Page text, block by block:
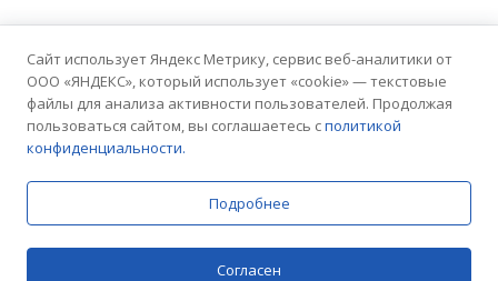
Политика конфиденциальности
Условия использования
Сайт университета
© 2025 Embit. Все права защищены.
Сайт использует Яндекс Метрику, сервис веб-аналитики от
ООО «ЯНДЕКС», который использует «cookie» — текстовые
файлы для анализа активности пользователей. Продолжая
пользоваться сайтом, вы соглашаетесь сполитикой
конфиденциальности.
Подробнее
Согласен